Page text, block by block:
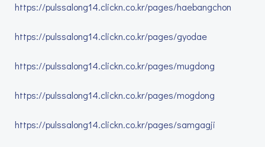
https://pulssalong14.clickn.co.kr/pages/haebangchon
https://pulssalong14.clickn.co.kr/pages/gyodae
https://pulssalong14.clickn.co.kr/pages/mugdong
https://pulssalong14.clickn.co.kr/pages/mogdong
https://pulssalong14.clickn.co.kr/pages/samgagji